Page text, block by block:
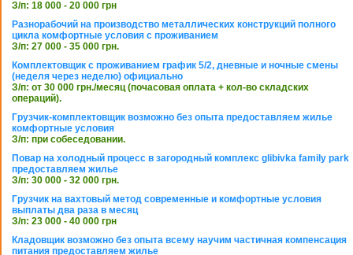
З/п: 18 000 - 20 000 грн
Разнорабочий на производство металлических конструкций полного
цикла комфортные условия с проживанием
З/п: 27 000 - 35 000 грн.
Комплектовщик с проживанием график 5/2, дневные и ночные смены
(неделя через неделю) официально
З/п: от 30 000 грн./месяц (почасовая оплата + кол-во складских
операций).
Грузчик-комплектовщик возможно без опыта предоставляем жилье
комфортные условия
З/п: при собеседовании.
Повар на холодный процесс в загородный комплекс glibivka family park
предоставляем жилье
З/п: 30 000 - 32 000 грн.
Грузчик на вахтовый метод современные и комфортные условия
выплаты два раза в месяц
З/п: 23 000 - 40 000 грн
Кладовщик возможно без опыта всему научим частичная компенсация
питания предоставляем жилье